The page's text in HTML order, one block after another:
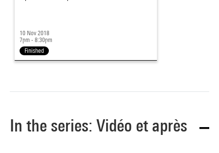
10 Nov 2018
7pm - 8:30pm
Finished
In the series: Vidéo et après